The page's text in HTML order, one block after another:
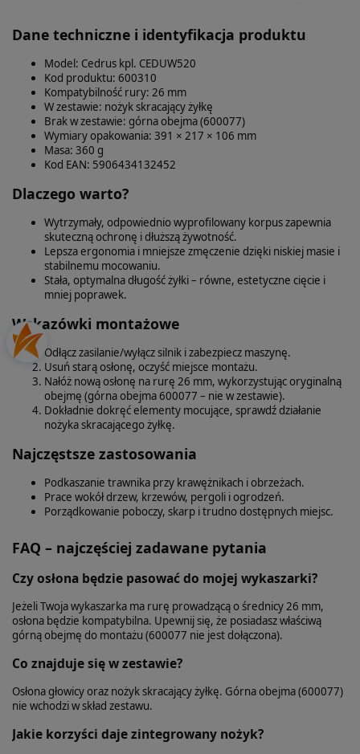
Dane techniczne i identyfikacja produktu
Model: Cedrus kpl. CEDUW520
Kod produktu: 600310
Kompatybilność rury: 26 mm
W zestawie: nożyk skracający żyłkę
Brak w zestawie: górna obejma (600077)
Wymiary opakowania: 391 × 217 × 106 mm
Masa: 360 g
Kod EAN: 5906434132452
Dlaczego warto?
Wytrzymały, odpowiednio wyprofilowany korpus zapewnia
skuteczną ochronę i dłuższą żywotność.
Lepsza ergonomia i mniejsze zmęczenie dzięki niskiej masie i
stabilnemu mocowaniu.
Stała, optymalna długość żyłki – równe, estetyczne cięcie i
mniej poprawek.
Wskazówki montażowe
Odłącz zasilanie/wyłącz silnik i zabezpiecz maszynę.
Usuń starą osłonę, oczyść miejsce montażu.
Nałóż nową osłonę na rurę 26 mm, wykorzystując oryginalną
obejmę (górna obejma 600077 – nie w zestawie).
Dokładnie dokręć elementy mocujące, sprawdź działanie
nożyka skracającego żyłkę.
Najczęstsze zastosowania
Podkaszanie trawnika przy krawężnikach i obrzeżach.
Prace wokół drzew, krzewów, pergoli i ogrodzeń.
Porządkowanie poboczy, skarp i trudno dostępnych miejsc.
FAQ – najczęściej zadawane pytania
Czy osłona będzie pasować do mojej wykaszarki?
Jeżeli Twoja wykaszarka ma rurę prowadzącą o średnicy 26 mm,
osłona będzie kompatybilna. Upewnij się, że posiadasz właściwą
górną obejmę do montażu (600077 nie jest dołączona).
Co znajduje się w zestawie?
Osłona głowicy oraz nożyk skracający żyłkę. Górna obejma (600077)
nie wchodzi w skład zestawu.
Jakie korzyści daje zintegrowany nożyk?